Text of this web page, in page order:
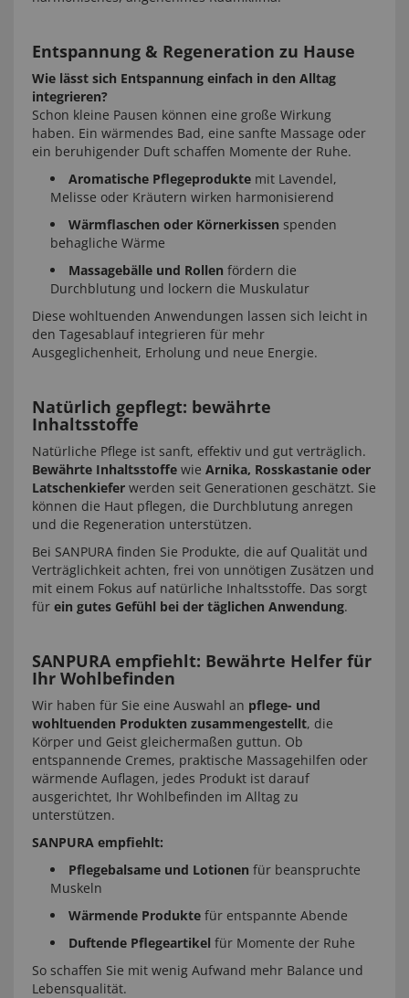
Entspannung & Regeneration zu Hause
Wie lässt sich Entspannung einfach in den Alltag
integrieren?
Schon kleine Pausen können eine große Wirkung
haben. Ein wärmendes Bad, eine sanfte Massage oder
ein beruhigender Duft schaffen Momente der Ruhe.
Aromatische Pflegeprodukte mit Lavendel,
Melisse oder Kräutern wirken harmonisierend
Wärmflaschen oder Körnerkissen spenden
behagliche Wärme
Massagebälle und Rollen fördern die
Durchblutung und lockern die Muskulatur
Diese wohltuenden Anwendungen lassen sich leicht in
den Tagesablauf integrieren für mehr
Ausgeglichenheit, Erholung und neue Energie.
Natürlich gepflegt: bewährte
Inhaltsstoffe
Natürliche Pflege ist sanft, effektiv und gut verträglich.
Bewährte Inhaltsstoffe wie Arnika, Rosskastanie oder
Latschenkiefer werden seit Generationen geschätzt. Sie
können die Haut pflegen, die Durchblutung anregen
und die Regeneration unterstützen.
Bei SANPURA finden Sie Produkte, die auf Qualität und
Verträglichkeit achten, frei von unnötigen Zusätzen und
mit einem Fokus auf natürliche Inhaltsstoffe. Das sorgt
für ein gutes Gefühl bei der täglichen Anwendung.
SANPURA empfiehlt: Bewährte Helfer für
Ihr Wohlbefinden
Wir haben für Sie eine Auswahl an pflege- und
wohltuenden Produkten zusammengestellt, die
Körper und Geist gleichermaßen guttun. Ob
entspannende Cremes, praktische Massagehilfen oder
wärmende Auflagen, jedes Produkt ist darauf
ausgerichtet, Ihr Wohlbefinden im Alltag zu
unterstützen.
SANPURA empfiehlt:
Pflegebalsame und Lotionen für beanspruchte
Muskeln
Wärmende Produkte für entspannte Abende
Duftende Pflegeartikel für Momente der Ruhe
So schaffen Sie mit wenig Aufwand mehr Balance und
Lebensqualität.